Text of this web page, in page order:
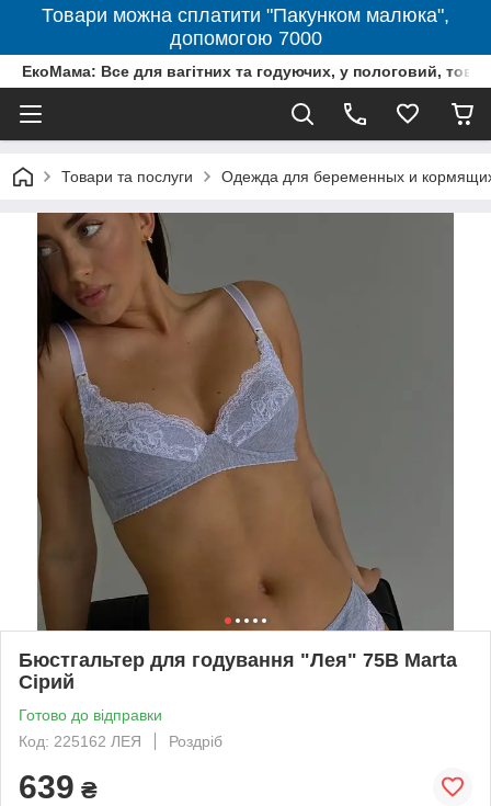
Товари можна сплатити "Пакунком малюка",
допомогою 7000
ЕкоМама: Все для вагітних та годуючих, у пологовий,
Товари та послуги Одежда для беременных и
Бюстгальтер для годування "Лея" 75В Marta
Сірий
Готово до відправки
Код: 225162 ЛЕЯ
Роздріб
639 ₴